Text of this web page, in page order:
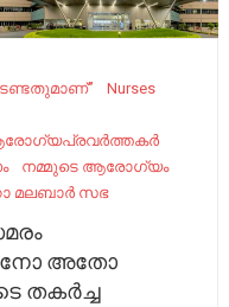
Nurses
നമ്മുടെ ആരോഗ്യം
മലബാർ സഭ
അതോ
തകർച്ച